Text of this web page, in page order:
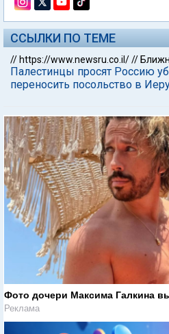
ССЫЛКИ ПО ТЕМЕ
// https://www.newsru.co.il///
Палестинцы просят Россию
переносить посольство в
Фото дочери Максима Галкина
Реклама